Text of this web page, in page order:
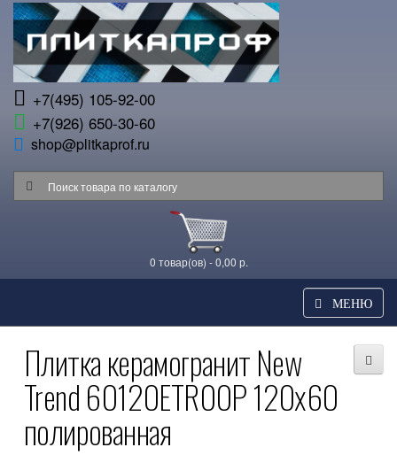
+7(495) 105-92-00
+7(926) 650-30-60
shop@plitkaprof.ru
0 товар(ов) - 0,00 р.
МЕНЮ
Плитка керамогранит New
Trend 60120ETR00P 120x60
полированная